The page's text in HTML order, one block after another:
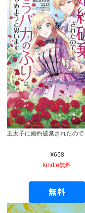
¥658
kindle無料
無料